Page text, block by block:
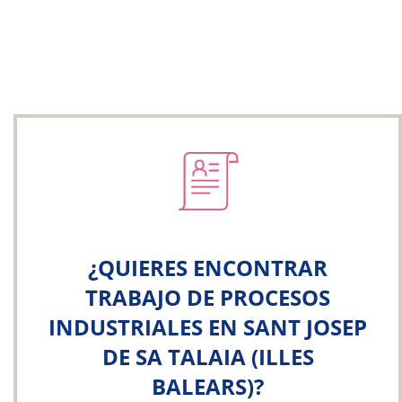
¿QUIERES ENCONTRAR
TRABAJO DE PROCESOS
INDUSTRIALES EN SANT JOSEP
DE SA TALAIA (ILLES
BALEARS)?